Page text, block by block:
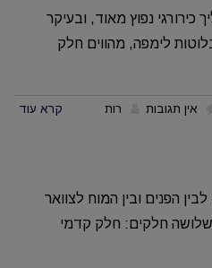
כירורגי נפוץ מאוד, ובעיקר
לימפה, מהווים חלק
אין תגובות רות קרא עוד
הפנים ובין המוח לצוואר
חלקים: חלק קדמי